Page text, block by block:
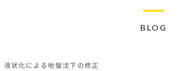
BLOG
液状化による地盤沈下の修正